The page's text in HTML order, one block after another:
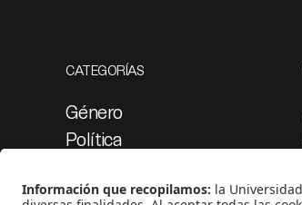
CATEGORÍAS
Género
Política
Medio ambiente